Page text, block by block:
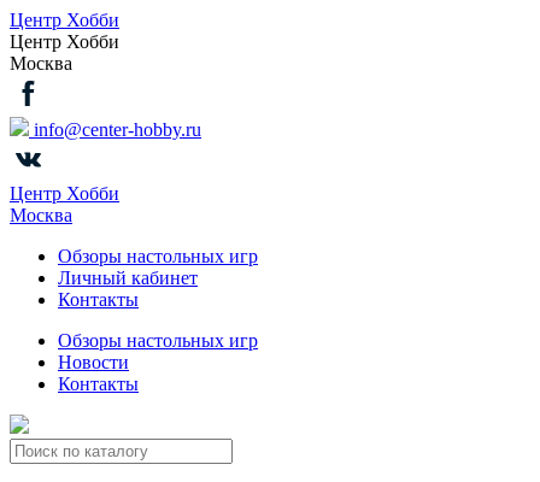
Центр Хобби
Центр Хобби
Москва
info@center-hobby.ru
Центр Хобби
Москва
Обзоры настольных игр
Личный кабинет
Контакты
Обзоры настольных игр
Новости
Контакты